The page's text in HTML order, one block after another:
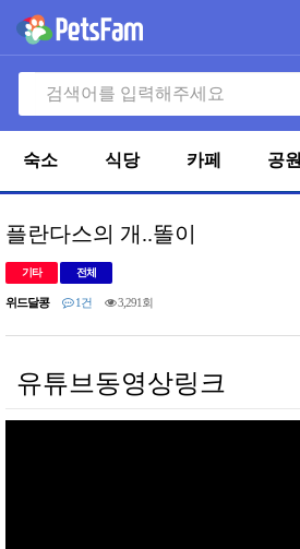
숙소 식당 카페 공원
플란다스의 개..똘이
기타 전체
위드달콩 1건 3,291회
유튜브동영상링크